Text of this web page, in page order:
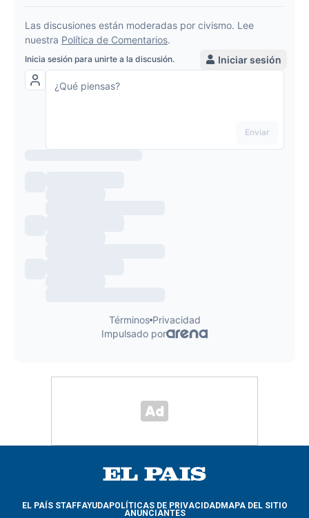
EL PAÍS STAFFAYUDAPOLÍTICAS DE PRIVACIDADMAPA DEL SITIO
ANUNCIANTES